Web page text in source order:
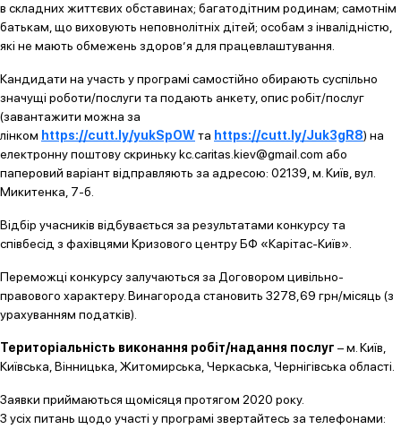
в складних життєвих обставинах; багатодітним родинам; самотнім
батькам, що виховують неповнолітніх дітей; особам з інвалідністю,
які не мають обмежень здоров’я для працевлаштування.
Кандидати на участь у програмі самостійно обирають суспільно
значущі роботи/послуги та подають анкету, опис робіт/послуг
(завантажити можна за
лінком https://cutt.ly/yukSpOWта https://cutt.ly/Juk3gR8) на
електронну поштову скриньку kc.caritas.kiev@gmail.com або
паперовий варіант відправляють за адресою: 02139, м. Київ, вул.
Микитенка, 7-б.
Відбір учасників відбувається за результатами конкурсу та
співбесід з фахівцями Кризового центру БФ «Карітас-Київ».
Переможці конкурсу залучаються за Договором цивільно-
правового характеру. Винагорода становить 3278,69 грн/місяць (з
урахуванням податків).
Територіальність виконання робіт/надання послуг – м. Київ,
Київська, Вінницька, Житомирська, Черкаська, Чернігівська області.
Заявки приймаються щомісяця протягом 2020 року.
З усіх питань щодо участі у програмі звертайтесь за телефонами: